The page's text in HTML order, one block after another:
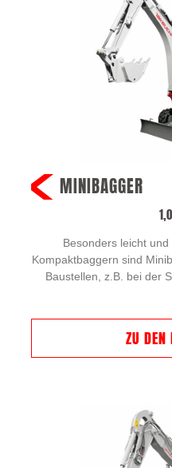
MINIBAGGER
Besonders leicht
Kompaktbaggern sind
Baustellen, z.B. bei der
ZU DEN